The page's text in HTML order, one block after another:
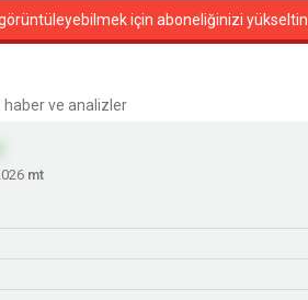
için aboneliğinizi yükseltin.
haber ve analizler
mt